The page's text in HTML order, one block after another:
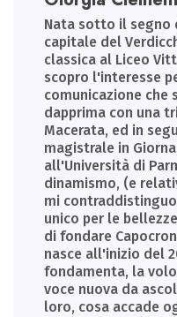
Nata sotto il segno
capitale del
classica al Liceo
scopro l'interesse
comunicazione che
dapprima con una
Macerata, ed in
magistrale in
all'Università di
dinamismo, (e
mi
unico per le
di fondare
nasce all'inizio del
fondamenta, la
voce nuova da
loro, cosa accade